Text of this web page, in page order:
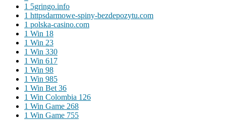
1 5gringo.info
1 httpsdarmowe-spiny-bezdepozytu.com
1 polska-casino.com
1 Win 18
1 Win 23
1 Win 330
1 Win 617
1 Win 98
1 Win 985
1 Win Bet 36
1 Win Colombia 126
1 Win Game 268
1 Win Game 755